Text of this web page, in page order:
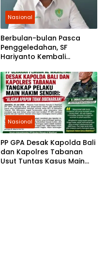
Nasional
Berbulan-bulan Pasca
Penggeledahan, SF
Hariyanto Kembali
Tagih Kepastian dari KPK
Nasional
PP GPA Desak Kapolda Bali
dan Kapolres Tabanan
Usut Tuntas Kasus Main